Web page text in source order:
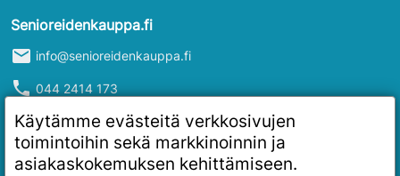
Senioreidenkauppa.fi
mail info@senioreidenkauppa.fi
phone 044 2414 173
infoY-tunnus: 2986916-4
Käytämme evästeitä verkkosivujen
toimintoihin sekä markkinoinnin ja
asiakaskokemuksen kehittämiseen.